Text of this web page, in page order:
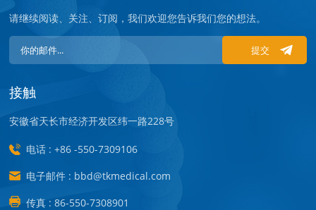
请继续阅读、关注、订阅，我们欢迎您告诉我们您的想法。
提交
接触
安徽省天长市经济开发区纬一路228号
电话 : +86 -550-7309106
电子邮件 : bbd@tkmedical.com
传真 : 86-550-7308901